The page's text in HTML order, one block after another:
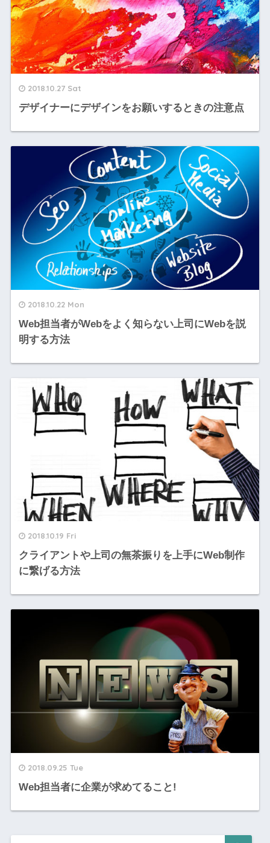
2018.10.27 Sat
デザイナーにデザインをお願いするときの注意点
2018.10.22 Mon
Web担当者がWebをよく知らない上司にWebを説
明する方法
2018.10.19 Fri
クライアントや上司の無茶振りを上手にWeb制作
に繋げる方法
2018.09.25 Tue
Web担当者に企業が求めてること!